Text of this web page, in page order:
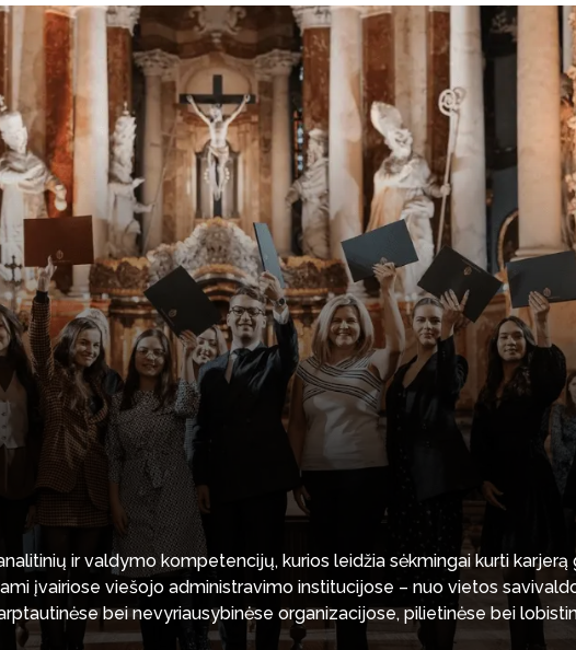
ir valdymo kompetencijų, kurios leidžia sėkmingai kurti
įvairiose viešojo administravimo institucijose – nuo vietos
bei nevyriausybinėse organizacijose, pilietinėse bei
suteikia stiprų analitinį pagrindą, leidžiantį tęsti magistro